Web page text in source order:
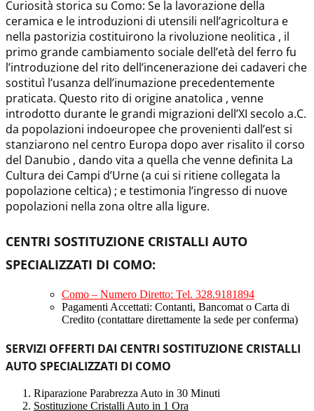
Curiosità storica su Como: Se la lavorazione della
ceramica e le introduzioni di utensili nell’agricoltura e
nella pastorizia costituirono la rivoluzione neolitica , il
primo grande cambiamento sociale dell’età del ferro fu
l’introduzione del rito dell’incenerazione dei cadaveri che
sostituì l’usanza dell’inumazione precedentemente
praticata. Questo rito di origine anatolica , venne
introdotto durante le grandi migrazioni dell’XI secolo a.C.
da popolazioni indoeuropee che provenienti dall’est si
stanziarono nel centro Europa dopo aver risalito il corso
del Danubio , dando vita a quella che venne definita La
Cultura dei Campi d’Urne (a cui si ritiene collegata la
popolazione celtica) ; e testimonia l’ingresso di nuove
popolazioni nella zona oltre alla ligure.
CENTRI SOSTITUZIONE CRISTALLI AUTO
SPECIALIZZATI DI COMO:
Como – Numero Diretto: Tel. 328.9181894
Pagamenti Accettati: Contanti, Bancomat o Carta di
Credito (contattare direttamente la sede per conferma)
SERVIZI OFFERTI DAI CENTRI SOSTITUZIONE CRISTALLI
AUTO SPECIALIZZATI DI COMO
Riparazione Parabrezza Auto in 30 Minuti
Sostituzione Cristalli Auto in 1 Ora